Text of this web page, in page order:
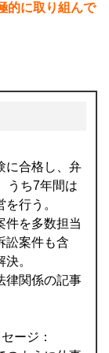
的に取り組んで
に合格し、弁
うち7年間は
行う。
件を多数担当
訟案件も含
。
律関係の記事
ージ：